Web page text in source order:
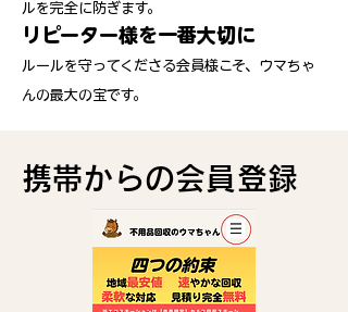
ルを完全に防ぎます。
リピーター様を一番大切に
ルールを守ってくださる会員様こそ、ウマちゃ
んの最大の宝です。
​携帯からの会員登録